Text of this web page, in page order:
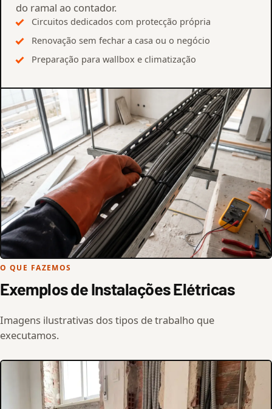
do ramal ao contador.
Circuitos dedicados com protecção própria
Renovação sem fechar a casa ou o negócio
Preparação para wallbox e climatização
O QUE FAZEMOS
Exemplos de Instalações Elétricas
Imagens ilustrativas dos tipos de trabalho que
executamos.